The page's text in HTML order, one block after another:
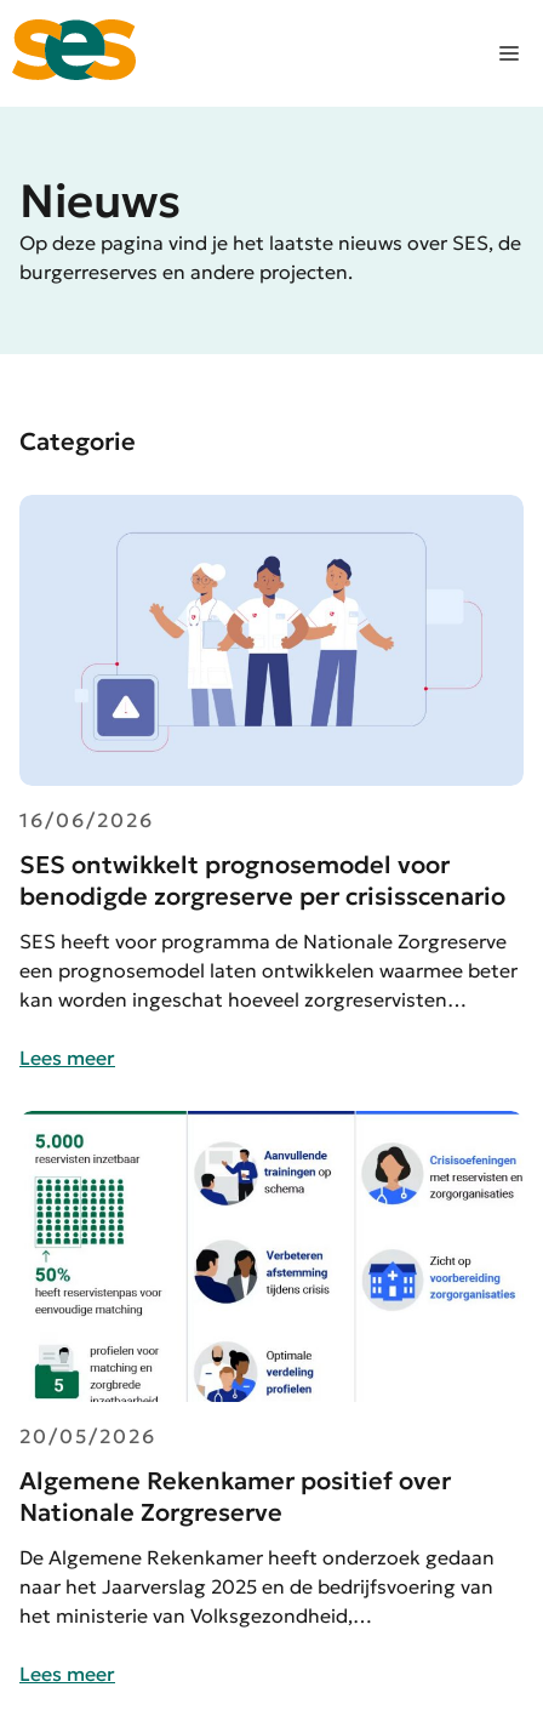
naar
de
inhoud
Nieuws
Op deze pagina vind je het laatste nieuws over SES, de
burgerreserves en andere projecten.
Categorie
16/06/2026
SES ontwikkelt prognosemodel voor
benodigde zorgreserve per crisisscenario
SES heeft voor programma de Nationale Zorgreserve
een prognosemodel laten ontwikkelen waarmee beter
kan worden ingeschat hoeveel zorgreservisten…
Lees meer
20/05/2026
Algemene Rekenkamer positief over
Nationale Zorgreserve
De Algemene Rekenkamer heeft onderzoek gedaan
naar het Jaarverslag 2025 en de bedrijfsvoering van
het ministerie van Volksgezondheid,…
Lees meer